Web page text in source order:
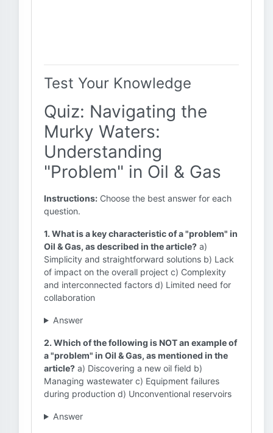
Test Your Knowledge
Quiz: Navigating the
Murky Waters:
Understanding
"Problem" in Oil & Gas
Instructions: Choose the best answer for each
question.
1. What is a key characteristic of a "problem" in
Oil & Gas, as described in the article? a)
Simplicity and straightforward solutions b) Lack
of impact on the overall project c) Complexity
and interconnected factors d) Limited need for
collaboration
Answer
2. Which of the following is NOT an example of
a "problem" in Oil & Gas, as mentioned in the
article? a) Discovering a new oil field b)
Managing wastewater c) Equipment failures
during production d) Unconventional reservoirs
Answer